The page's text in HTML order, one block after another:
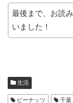
最後まで、お読
いました！
生活
ピーナッツ 千葉